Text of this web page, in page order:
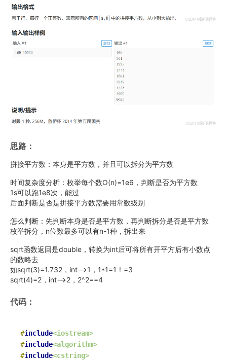
思路：
拼接平方数：本身是平方数，并且可以拆分为平方数
时间复杂度分析：枚举每个数O(n)=1e6，判断是否为平方数
1s可以跑1e8次，能过
后面判断是否是拼接平方数需要用常数级别
怎么判断：先判断本身是否是平方数，再判断拆分是否是平方数
枚举拆分，n位数最多可以有n-1种，拆出来
sqrt函数返回是double，转换为int后可将所有开平方后有小数点
的数略去
如sqrt(3)=1.732，int-->1，1*1=1！=3
sqrt(4)=2，int-->2，2^2==4
代码：
#include<iostream>
#include<algorithm>
#include<cstring>